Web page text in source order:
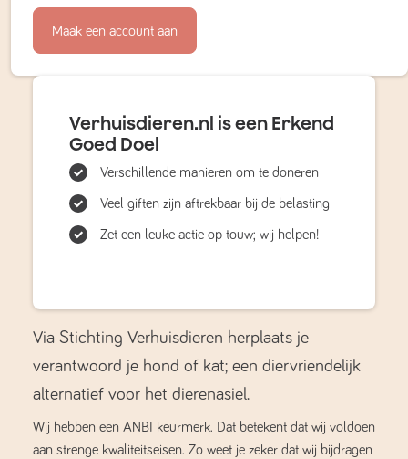
Maak een account aan
Verhuisdieren.nl is een Erkend
Goed Doel
Verschillende manieren om te doneren
Veel giften zijn aftrekbaar bij de belasting
Zet een leuke actie op touw; wij helpen!
Via Stichting Verhuisdieren herplaats je
verantwoord je hond of kat; een diervriendelijk
alternatief voor het dierenasiel.
Wij hebben een ANBI keurmerk. Dat betekent dat wij voldoen
aan strenge kwaliteitseisen. Zo weet je zeker dat wij bijdragen